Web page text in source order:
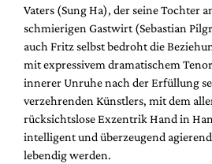
Vaters (Sung Ha), der seine Tochter
schmierigen Gastwirt (Sebastian
auch Fritz selbst bedroht die
mit expressivem dramatischem
innerer Unruhe nach der Erfüllung
verzehrenden Künstlers, mit dem
rücksichtslose Exzentrik Hand in
intelligent und überzeugend
lebendig werden.